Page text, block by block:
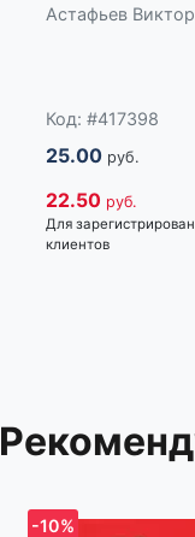
Астафьев Виктор
Код: #417398
25.00 руб.
22.50 руб.
Для
клиентов
-10%